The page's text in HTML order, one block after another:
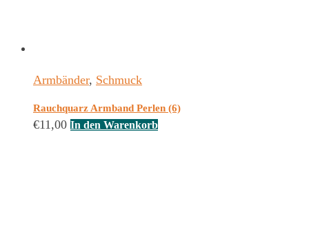
Armbänder, Schmuck
Rauchquarz Armband Perlen (6)
€11,00 In den Warenkorb